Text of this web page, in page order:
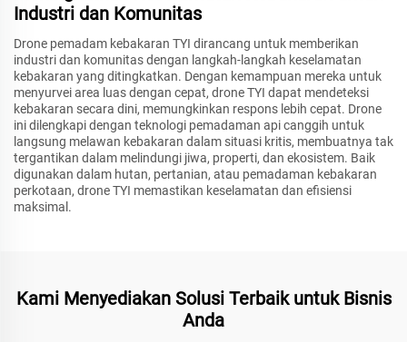
Industri dan Komunitas
Drone pemadam kebakaran TYI dirancang untuk memberikan
industri dan komunitas dengan langkah-langkah keselamatan
kebakaran yang ditingkatkan. Dengan kemampuan mereka untuk
menyurvei area luas dengan cepat, drone TYI dapat mendeteksi
kebakaran secara dini, memungkinkan respons lebih cepat. Drone
ini dilengkapi dengan teknologi pemadaman api canggih untuk
langsung melawan kebakaran dalam situasi kritis, membuatnya tak
tergantikan dalam melindungi jiwa, properti, dan ekosistem. Baik
digunakan dalam hutan, pertanian, atau pemadaman kebakaran
perkotaan, drone TYI memastikan keselamatan dan efisiensi
maksimal.
Kami Menyediakan Solusi Terbaik untuk Bisnis
Anda